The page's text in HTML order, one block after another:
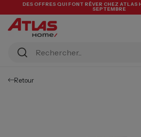
DES OFFRES QUI FONT RÊVER CHEZ ATLAS
SEPTEMBRE
Retour